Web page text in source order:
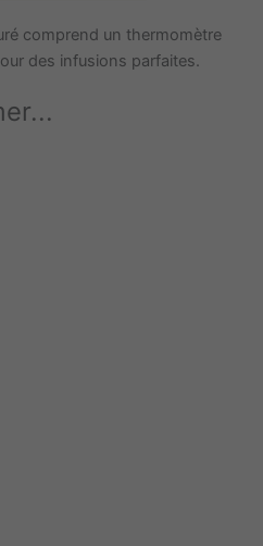
comprend un thermomètre
des infusions parfaites.